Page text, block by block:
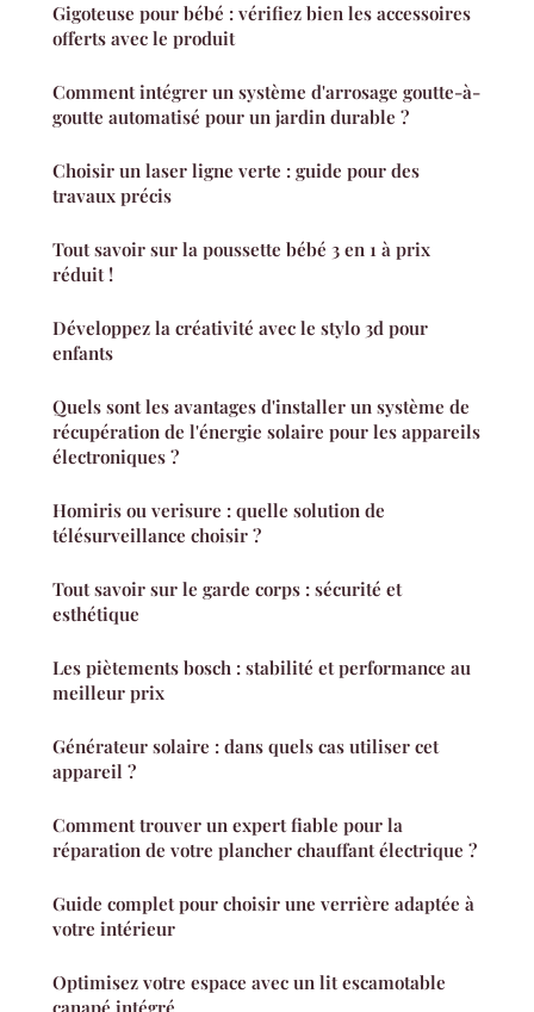
Gigoteuse pour bébé : vérifiez bien les accessoires
offerts avec le produit
Comment intégrer un système d'arrosage goutte-à-
goutte automatisé pour un jardin durable ?
Choisir un laser ligne verte : guide pour des
travaux précis
Tout savoir sur la poussette bébé 3 en 1 à prix
réduit !
Développez la créativité avec le stylo 3d pour
enfants
Quels sont les avantages d'installer un système de
récupération de l'énergie solaire pour les appareils
électroniques ?
Homiris ou verisure : quelle solution de
télésurveillance choisir ?
Tout savoir sur le garde corps : sécurité et
esthétique
Les piètements bosch : stabilité et performance au
meilleur prix
Générateur solaire : dans quels cas utiliser cet
appareil ?
Comment trouver un expert fiable pour la
réparation de votre plancher chauffant électrique ?
Guide complet pour choisir une verrière adaptée à
votre intérieur
Optimisez votre espace avec un lit escamotable